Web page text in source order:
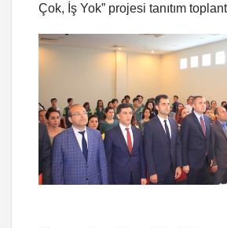
Çok, İş Yok” projesi tanıtım